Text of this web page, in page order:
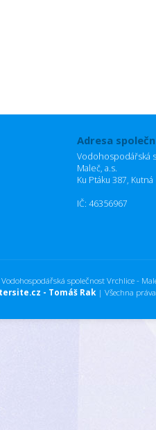
Adresa
Vodohospodářská
Maleč, a.s.
Ku Ptáku 387,
IČ: 46356967
společnost Vrchlice -
- Tomáš Rak | Všechna